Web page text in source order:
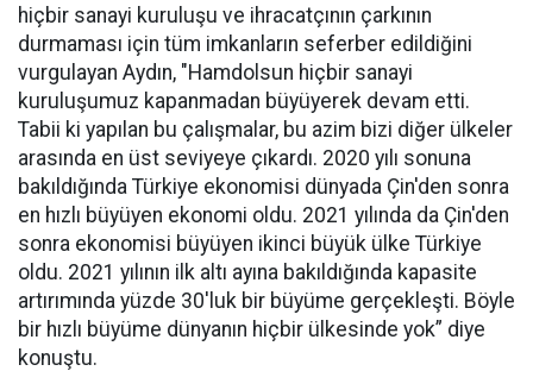
hiçbir sanayi kuruluşu ve ihracatçının çarkının
durmaması için tüm imkanların seferber edildiğini
vurgulayan Aydın, "Hamdolsun hiçbir sanayi
kuruluşumuz kapanmadan büyüyerek devam etti.
Tabii ki yapılan bu çalışmalar, bu azim bizi diğer ülkeler
arasında en üst seviyeye çıkardı. 2020 yılı sonuna
bakıldığında Türkiye ekonomisi dünyada Çin'den sonra
en hızlı büyüyen ekonomi oldu. 2021 yılında da Çin'den
sonra ekonomisi büyüyen ikinci büyük ülke Türkiye
oldu. 2021 yılının ilk altı ayına bakıldığında kapasite
artırımında yüzde 30'luk bir büyüme gerçekleşti. Böyle
bir hızlı büyüme dünyanın hiçbir ülkesinde yok” diye
konuştu.